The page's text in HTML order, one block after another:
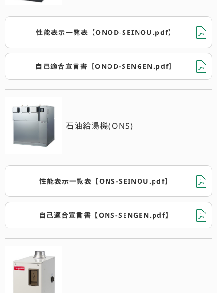
性能表示一覧表【ONOD-SEINOU.pdf】
自己適合宣言書【ONOD-SENGEN.pdf】
石油給湯機(ONS)
性能表示一覧表【ONS-SEINOU.pdf】
自己適合宣言書【ONS-SENGEN.pdf】